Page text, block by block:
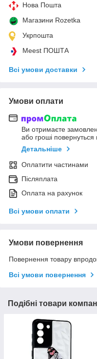
Нова Пошта
Магазини Rozetka
Укрпошта
Meest ПОШТА
Всі умови доставки
Умови оплати
Ви отримаєте
або гроші повернуться
Детальніше
Оплатити частинами
Післяплата
Оплата на рахунок
Всі умови оплати
Умови повернення
Повернення товару
Всі умови повернення
Подібні товари